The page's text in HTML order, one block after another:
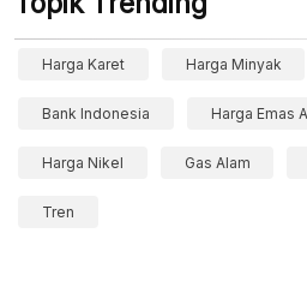
Harga Karet Harga Minyak
Bank Indonesia Harga Emas
Harga Nikel Gas Alam
Tren